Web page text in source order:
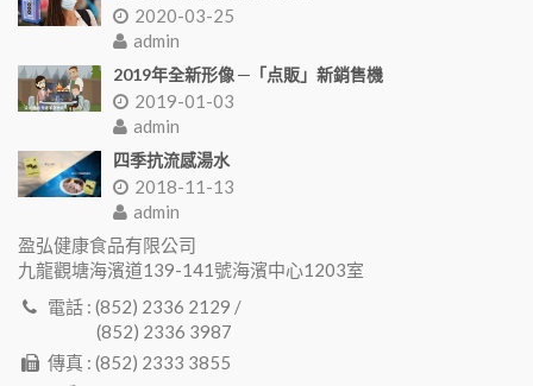
2020-03-25
admin
2019年全新形像 ─「点販」新銷售機
2019-01-03
admin
四季抗流感湯水
2018-11-13
admin
盈弘健康食品有限公司
九龍觀塘海濱道139-141號海濱中心1203室
電話 : (852) 2336 2129 /
(852) 2336 3987
傳真 : (852) 2333 3855